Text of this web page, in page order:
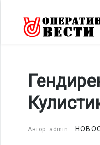
Автор: admin